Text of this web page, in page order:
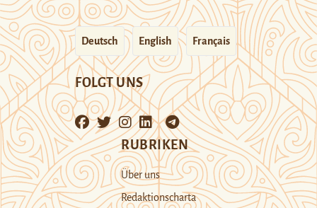
Deutsch English Français
FOLGT UNS
RUBRIKEN
Über uns
Redaktionscharta